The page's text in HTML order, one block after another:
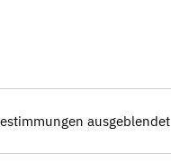
ausgeblendet